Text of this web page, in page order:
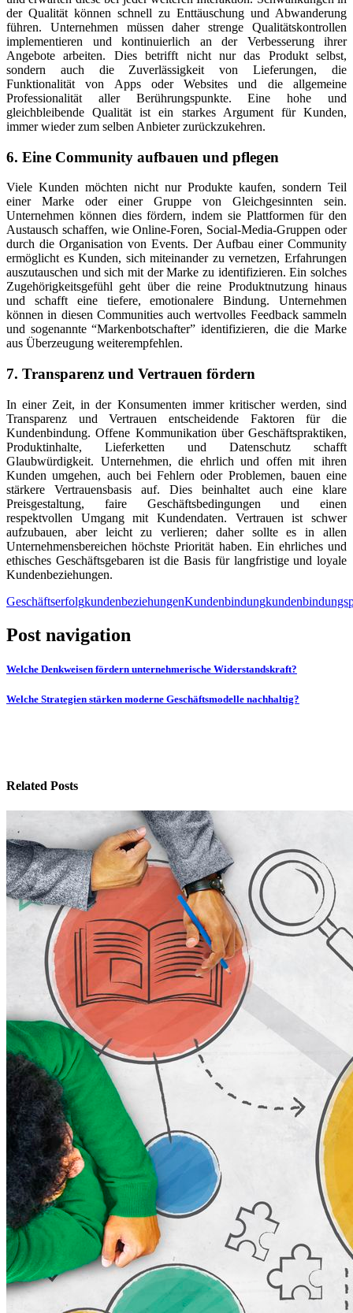
der Qualität können schnell zu Enttäuschung und Abwanderung
führen. Unternehmen müssen daher strenge Qualitätskontrollen
implementieren und kontinuierlich an der Verbesserung ihrer
Angebote arbeiten. Dies betrifft nicht nur das Produkt selbst,
sondern auch die Zuverlässigkeit von Lieferungen, die
Funktionalität von Apps oder Websites und die allgemeine
Professionalität aller Berührungspunkte. Eine hohe und
gleichbleibende Qualität ist ein starkes Argument für Kunden,
immer wieder zum selben Anbieter zurückzukehren.
6. Eine Community aufbauen und pflegen
Viele Kunden möchten nicht nur Produkte kaufen, sondern Teil
einer Marke oder einer Gruppe von Gleichgesinnten sein.
Unternehmen können dies fördern, indem sie Plattformen für den
Austausch schaffen, wie Online-Foren, Social-Media-Gruppen oder
durch die Organisation von Events. Der Aufbau einer Community
ermöglicht es Kunden, sich miteinander zu vernetzen, Erfahrungen
auszutauschen und sich mit der Marke zu identifizieren. Ein solches
Zugehörigkeitsgefühl geht über die reine Produktnutzung hinaus
und schafft eine tiefere, emotionalere Bindung. Unternehmen
können in diesen Communities auch wertvolles Feedback sammeln
und sogenannte “Markenbotschafter” identifizieren, die die Marke
aus Überzeugung weiterempfehlen.
7. Transparenz und Vertrauen fördern
In einer Zeit, in der Konsumenten immer kritischer werden, sind
Transparenz und Vertrauen entscheidende Faktoren für die
Kundenbindung. Offene Kommunikation über Geschäftspraktiken,
Produktinhalte, Lieferketten und Datenschutz schafft
Glaubwürdigkeit. Unternehmen, die ehrlich und offen mit ihren
Kunden umgehen, auch bei Fehlern oder Problemen, bauen eine
stärkere Vertrauensbasis auf. Dies beinhaltet auch eine klare
Preisgestaltung, faire Geschäftsbedingungen und einen
respektvollen Umgang mit Kundendaten. Vertrauen ist schwer
aufzubauen, aber leicht zu verlieren; daher sollte es in allen
Unternehmensbereichen höchste Priorität haben. Ein ehrliches und
ethisches Geschäftsgebaren ist die Basis für langfristige und loyale
Kundenbeziehungen.
GeschäftserfolgkundenbeziehungenKundenbindung
Post navigation
Welche Denkweisen fördern unternehmerische Widerstandskraft?
Welche Strategien stärken moderne Geschäftsmodelle nachhaltig?
Related Posts